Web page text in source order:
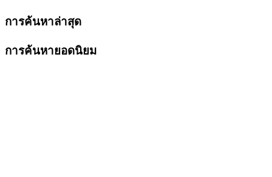
การค้นหาล่าสุด
การค้นหายอดนิยม